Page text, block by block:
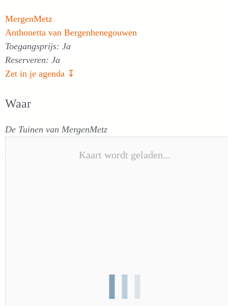
MergenMetz
Anthonetta van Bergenhenegouwen
Toegangsprijs: Ja
Reserveren: Ja
Zet in je agenda ↧
Waar
De Tuinen van MergenMetz
Kaart wordt geladen...